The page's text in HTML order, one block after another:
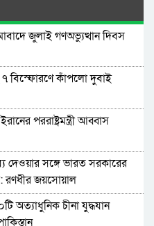
জুলাই গণঅভ্যুত্থান দিবস
৭ বিস্ফোরণে কাঁপলো দুবাই
পররাষ্ট্রমন্ত্রী আব্বাস
দেওয়ার সঙ্গে ভারত সরকারের
রণধীর জয়সোয়াল
অত্যাধুনিক চীনা যুদ্ধযান